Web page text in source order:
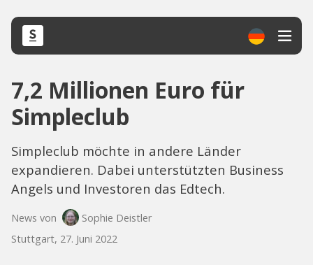
7,2 Millionen Euro für
Simpleclub
Simpleclub möchte in andere Länder
expandieren. Dabei unterstützten Business
Angels und Investoren das Edtech.
News von
Sophie Deistler
Stuttgart, 27. Juni 2022